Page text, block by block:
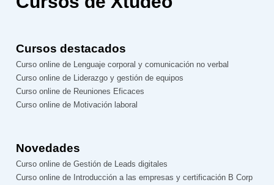
Cursos destacados
Curso online de Lenguaje corporal y comunicación no verbal
Curso online de Liderazgo y gestión de equipos
Curso online de Reuniones Eficaces
Curso online de Motivación laboral
Novedades
Curso online de Gestión de Leads digitales
Curso online de Introducción a las empresas y certificación B Corp